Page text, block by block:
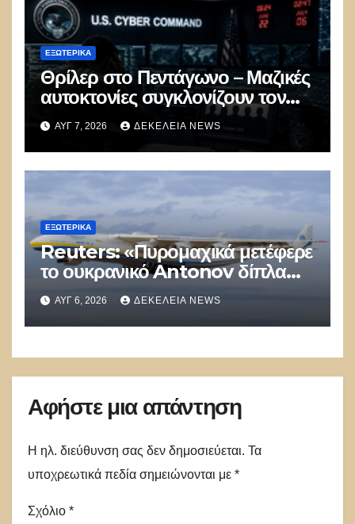
ΕΞΩΤΕΡΙΚΑ
Θρίλερ στο Πεντάγωνο – Μαζικές
αυτοκτονίες συγκλονίζουν τον
μυστικό στρατό
κυβερνοπολέμου των ΗΠΑ
ΑΥΓ 7, 2026 ΔΕΚΈΛΕΙΑ NEWS
ΕΞΩΤΕΡΙΚΑ
Reuters: «Πυρομαχικά μετέφερε
το ουκρανικό Antonov δίπλα
στο οποίο βρέθηκε το drone στη
Λειψία»
ΑΥΓ 6, 2026 ΔΕΚΈΛΕΙΑ NEWS
Αφήστε μια απάντηση
Η ηλ. διεύθυνση σας δεν δημοσιεύεται. Τα
υποχρεωτικά πεδία σημειώνονται με *
Σχόλιο *